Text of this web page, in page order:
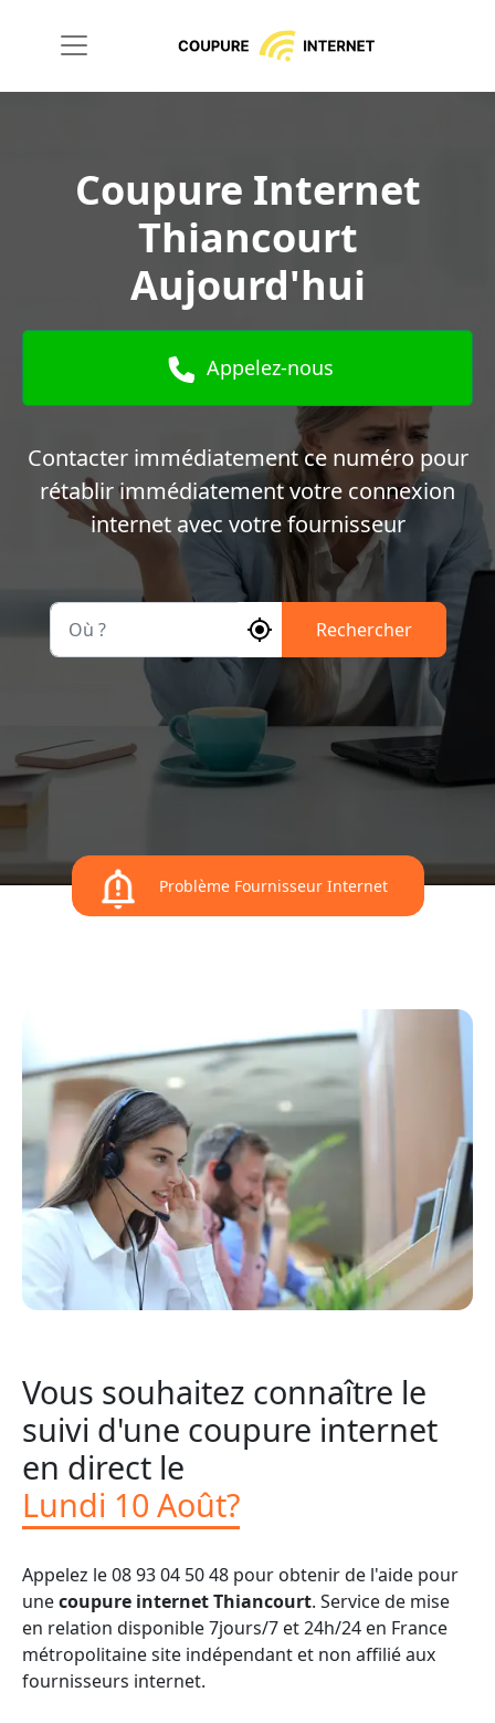
Coupure Internet
Thiancourt
Aujourd'hui
Appelez-nous
Contacter immédiatement ce numéro pour
rétablir immédiatement votre connexion
internet avec votre fournisseur
Rechercher
Problème Fournisseur Internet
Vous souhaitez connaître le
suivi d'une coupure internet
en direct le
Lundi 10 Août?
Appelez le 08 93 04 50 48 pour obtenir de l'aide pour
unecoupure internet Thiancourt. Service de mise
en relation disponible 7jours/7 et 24h/24 en France
métropolitaine site indépendant et non affilié aux
fournisseurs internet.